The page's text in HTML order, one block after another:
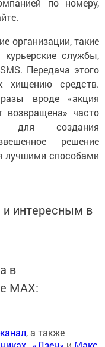
по номеру,
организации, такие
курьерские службы,
Передача этого
хищению средств.
вроде «акция
возвращена» часто
для создания
решение
лучшими способами
интересным в
в
MАХ:
, а также